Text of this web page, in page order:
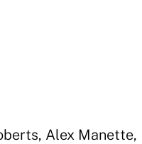
Alex Manette,